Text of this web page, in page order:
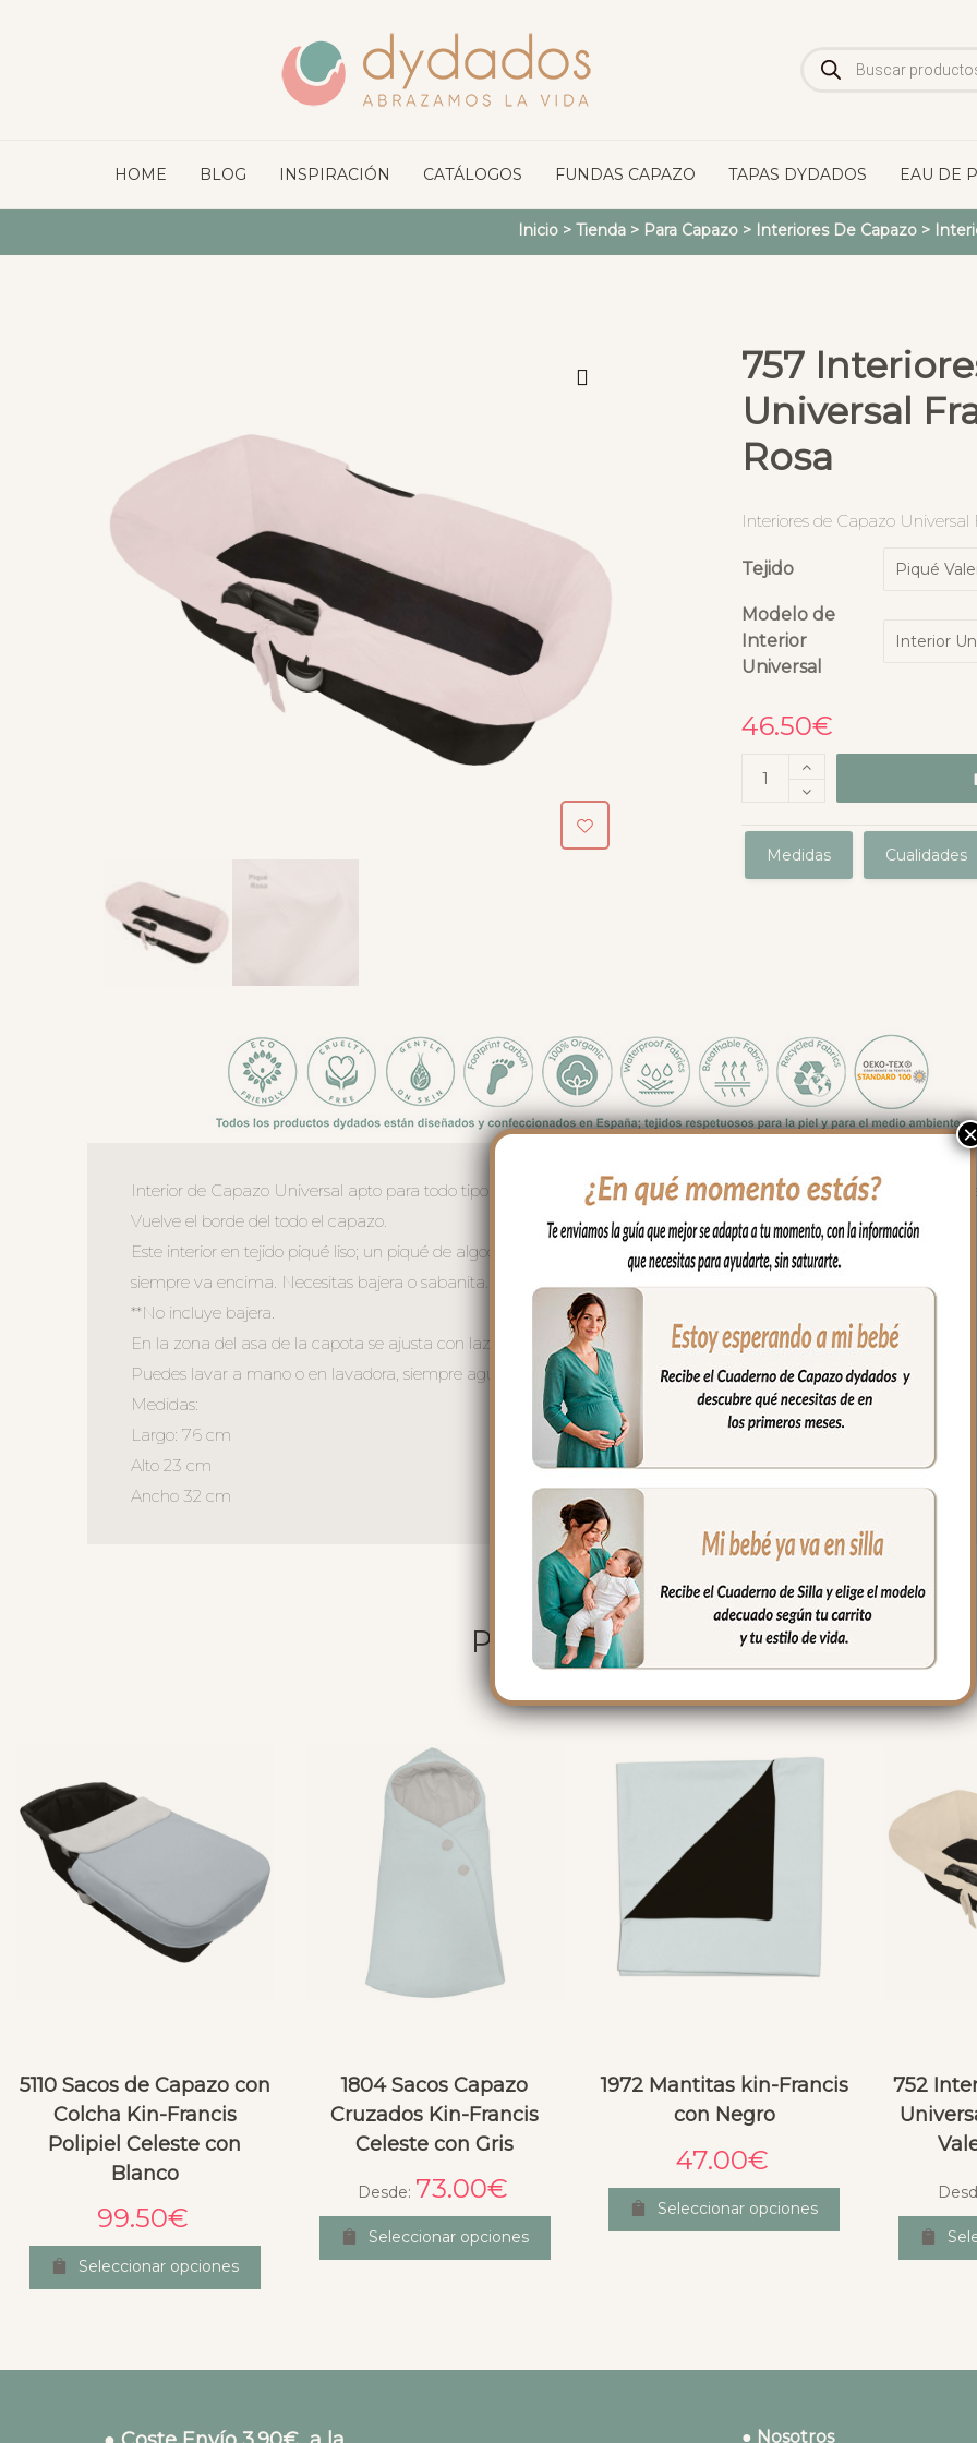
de
productos
HOME BLOG INSPIRACIÓN CATÁLOGOS FUNDAS CAPAZO TAPAS DYDADOS EAU DE
Inicio> Tienda> Para Capazo> Interiores De Capazo>
757
Universal
Rosa
Interiores de Capazo Universal
Tejido
Modelo de
Interior
Universal
46.50€
Medidas Cualidades
Interior de Capazo Universal apto para todo tipo de capazos que no lleven la capota unida al capazo mediante
Vuelve el borde del todo el capazo.
Este interior en tejido piqué liso; un piqué de algodón, lleva relleno en todo el lateral, vuelve el aro en todo el
siempre va encima. Necesitas bajera o sabanita.
**No incluye bajera.
En la zona del asa de la capota se ajusta con lazos.
Puedes lavar a mano o en lavadora, siempre agua fría, jabones no abrasivos y secado al natural.
Medidas:
Largo: 76 cm
Alto 23 cm
Ancho 32 cm
PRODUCTOS RELACIONADOS
5110 Sacos de Capazo con
Colcha Kin-Francis
Polipiel Celeste con
Blanco
99.50€
Seleccionar opciones
1804 Sacos Capazo
Cruzados Kin-Francis
Celeste con Gris
Desde: 73.00€
Seleccionar opciones
1972 Mantitas kin-Francis
con Negro
47.00€
Seleccionar opciones
752
● Nosotros
×